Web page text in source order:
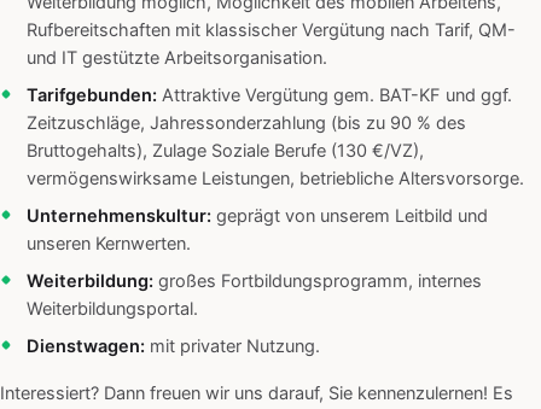
Rufbereitschaften mit klassischer Vergütung nach Tarif, QM-
und IT gestützte Arbeitsorganisation.
Tarifgebunden: Attraktive Vergütung gem. BAT-KF und ggf.
Zeitzuschläge, Jahressonderzahlung (bis zu 90 % des
Bruttogehalts), Zulage Soziale Berufe (130 €/VZ),
vermögenswirksame Leistungen, betriebliche Altersvorsorge.
Unternehmenskultur: geprägt von unserem Leitbild und
unseren Kernwerten.
Weiterbildung: großes Fortbildungsprogramm, internes
Weiterbildungsportal.
Dienstwagen: mit privater Nutzung.
Interessiert? Dann freuen wir uns darauf, Sie kennenzulernen! Es